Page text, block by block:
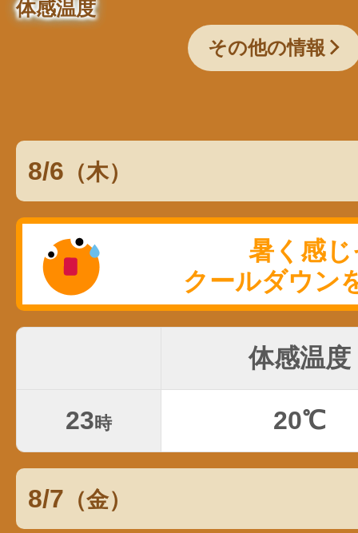
体感温度
その他の情報
8/6 （木）
体感温度
23時 20℃
8/7 （金）